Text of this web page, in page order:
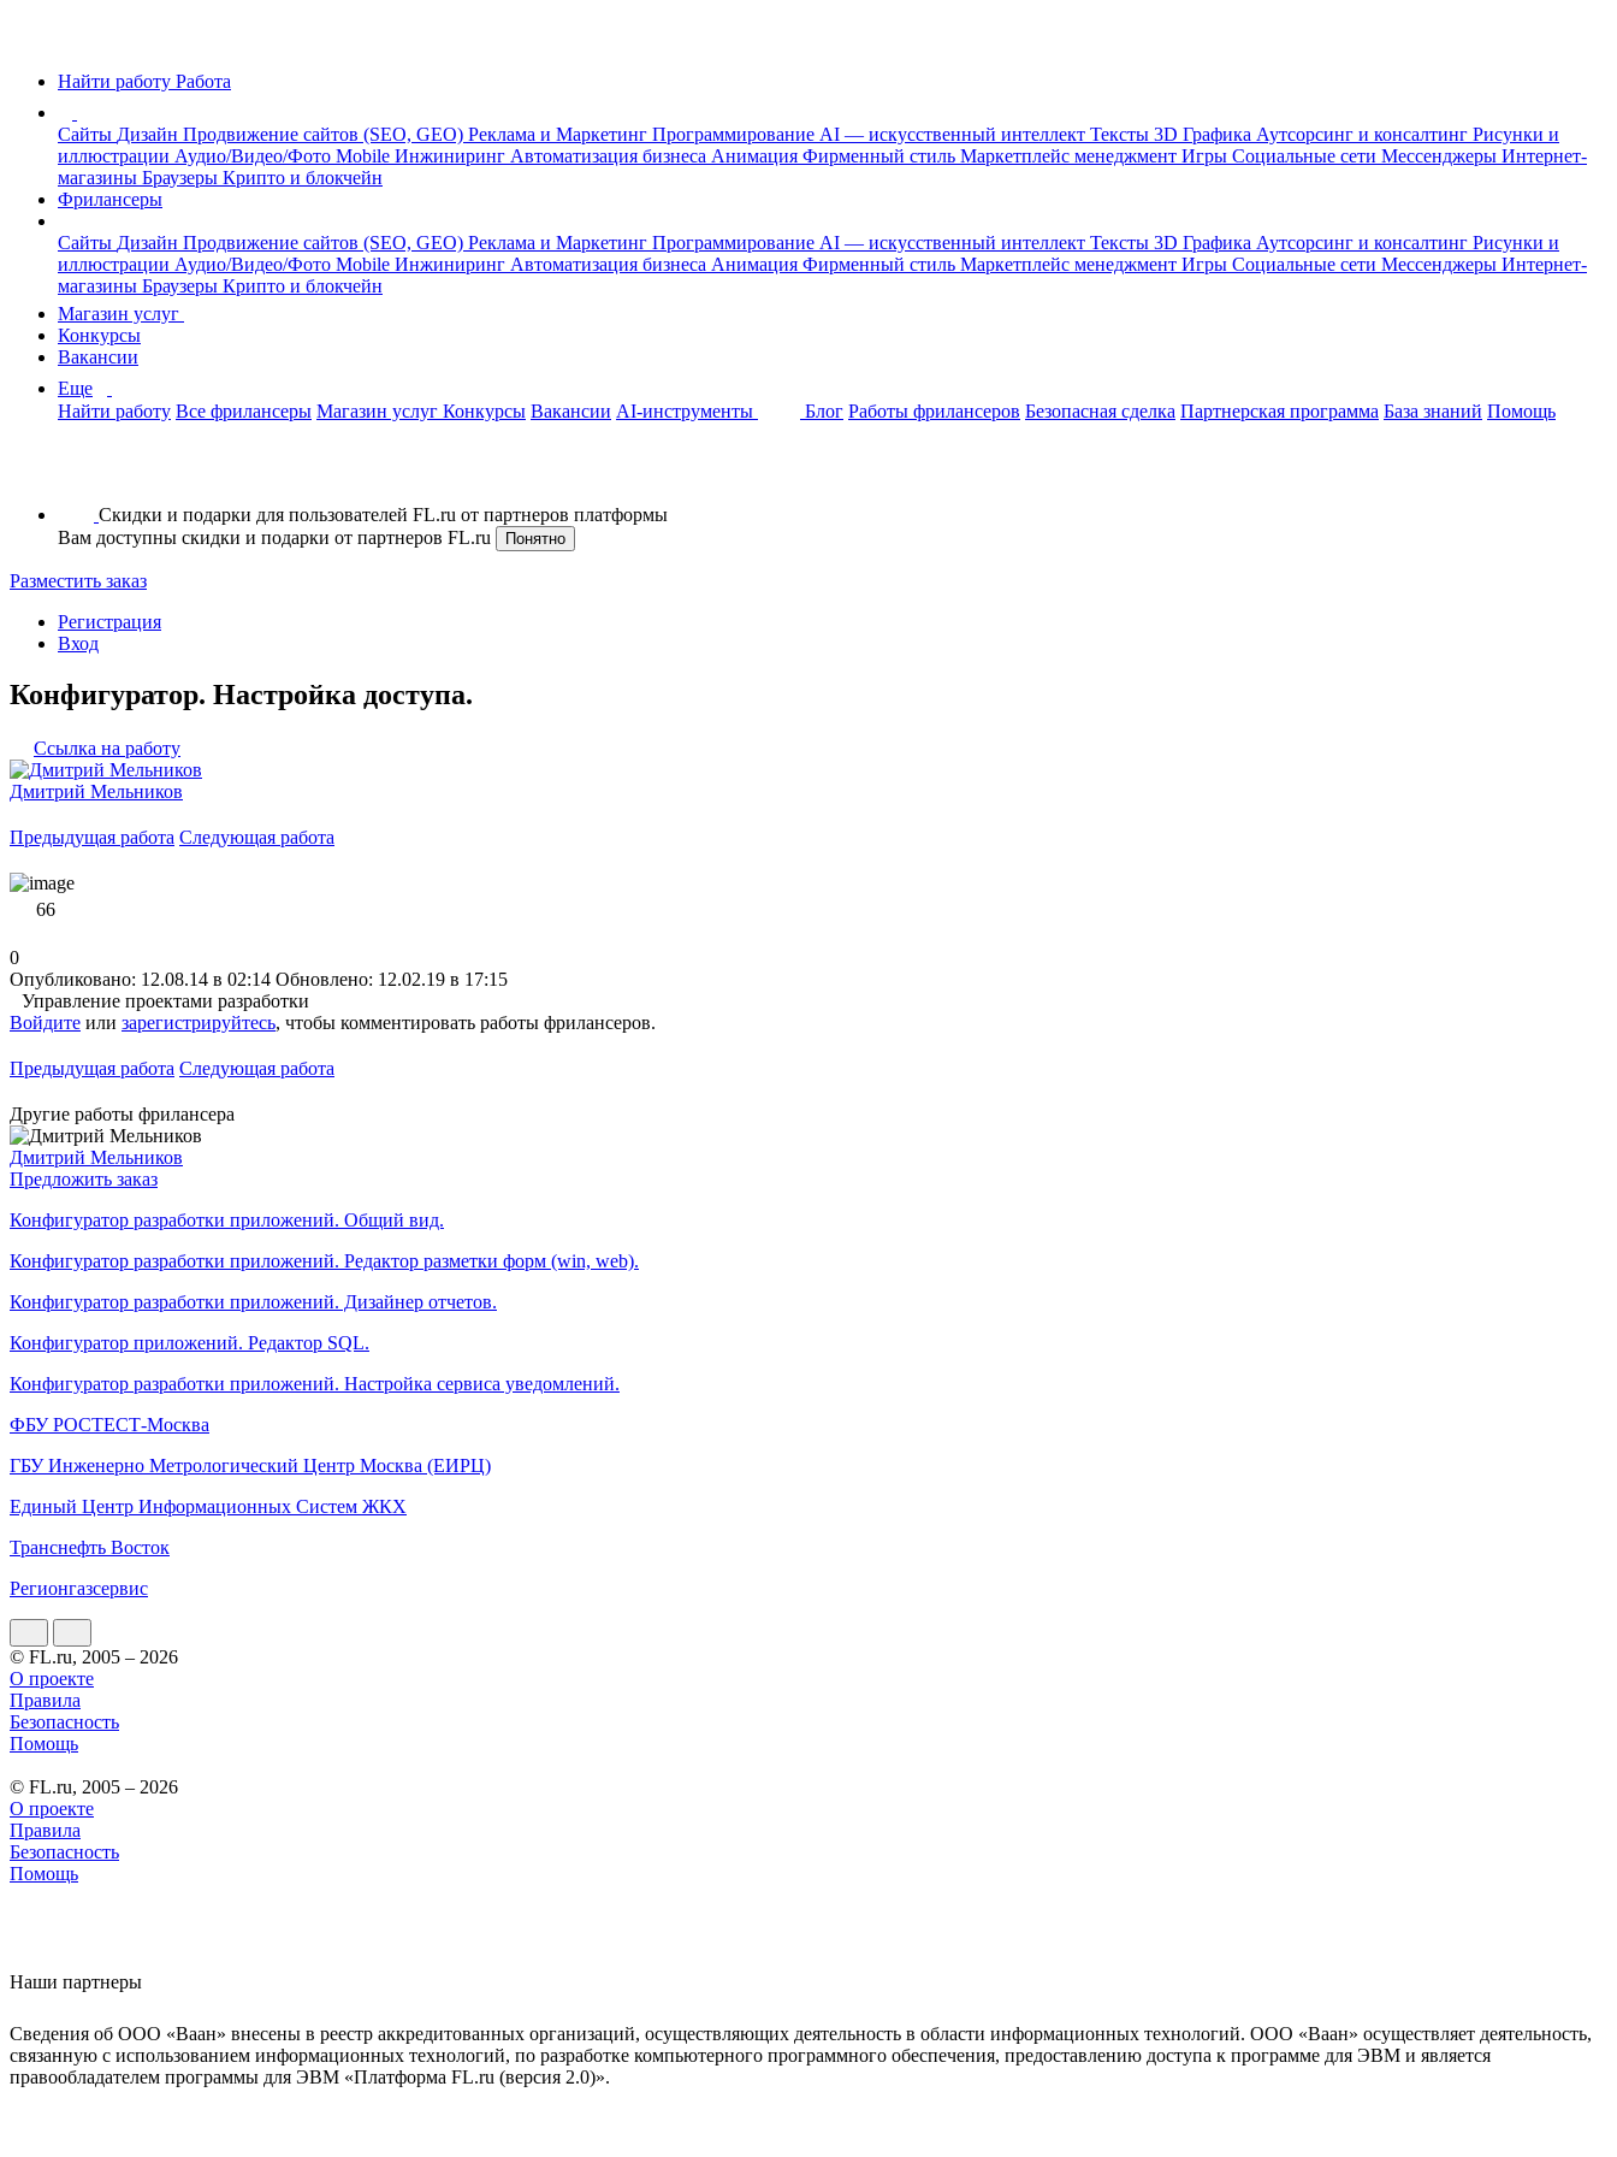
Найти работу Работа
Сайты Дизайн Продвижение сайтов (SEO, GEO) Реклама и Маркетинг Программирование AI — искусственный интеллект Тексты 3D Графика Аутсорсинг и консалтинг Рисунки и
иллюстрации Аудио/Видео/Фото Mobile Инжиниринг Автоматизация бизнеса Анимация Фирменный стиль Маркетплейс менеджмент Игры Социальные сети Мессенджеры Интернет-
магазины Браузеры Крипто и блокчейн
Фрилансеры
Сайты Дизайн Продвижение сайтов (SEO, GEO) Реклама и Маркетинг Программирование AI — искусственный интеллект Тексты 3D Графика Аутсорсинг и консалтинг Рисунки и
иллюстрации Аудио/Видео/Фото Mobile Инжиниринг Автоматизация бизнеса Анимация Фирменный стиль Маркетплейс менеджмент Игры Социальные сети Мессенджеры Интернет-
магазины Браузеры Крипто и блокчейн
Магазин услуг
Конкурсы
Вакансии
Еще
Найти работу Все фрилансеры Магазин услуг Конкурсы Вакансии AI-инструменты Блог Работы фрилансеров Безопасная сделка Партнерская программа База знаний Помощь
Скидки и подарки для пользователей FL.ru от партнеров платформы
Вам доступны скидки и подарки от партнеров FL.ru
Понятно
Разместить заказ
Регистрация
Вход
Конфигуратор. Настройка доступа.
Ссылка на работу
Дмитрий Мельников
Предыдущая работа Следующая работа
66
0
Опубликовано: 12.08.14 в 02:14 Обновлено: 12.02.19 в 17:15
Управление проектами разработки
Войдите или зарегистрируйтесь, чтобы комментировать работы фрилансеров.
Предыдущая работа Следующая работа
Другие работы фрилансера
Дмитрий Мельников
Предложить заказ
Конфигуратор разработки приложений. Общий вид.
Конфигуратор разработки приложений. Редактор разметки форм (win, web).
Конфигуратор разработки приложений. Дизайнер отчетов.
Конфигуратор приложений. Редактор SQL.
Конфигуратор разработки приложений. Настройка сервиса уведомлений.
ФБУ РОСТЕСТ-Москва
ГБУ Инженерно Метрологический Центр Москва (ЕИРЦ)
Единый Центр Информационных Систем ЖКХ
Транснефть Восток
Регионгазсервис
© FL.ru, 2005 – 2026
О проекте
Правила
Безопасность
Помощь
© FL.ru, 2005 – 2026
О проекте
Правила
Безопасность
Помощь
Наши партнеры
Сведения об ООО «Ваан» внесены в реестр аккредитованных организаций, осуществляющих деятельность в области информационных технологий. ООО «Ваан» осуществляет деятельность,
связанную с использованием информационных технологий, по разработке компьютерного программного обеспечения, предоставлению доступа к программе для ЭВМ и является
правообладателем программы для ЭВМ «Платформа FL.ru (версия 2.0)».